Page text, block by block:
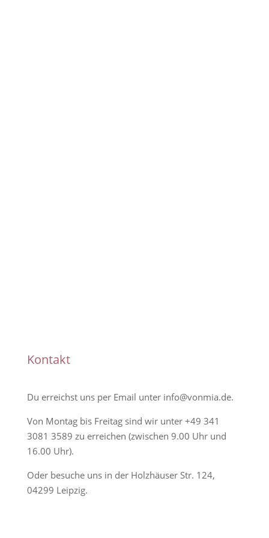
Kontakt
Du erreichst uns per Email unter info@vonmia.de.
Von Montag bis Freitag sind wir unter +49 341
3081 3589 zu erreichen (zwischen 9.00 Uhr und
16.00 Uhr).
Oder besuche uns in der Holzhäuser Str. 124,
04299 Leipzig.